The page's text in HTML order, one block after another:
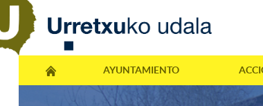
AYUNTAMIENTO